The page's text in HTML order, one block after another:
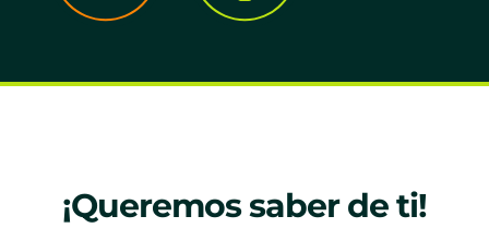
¡Queremos saber de ti!